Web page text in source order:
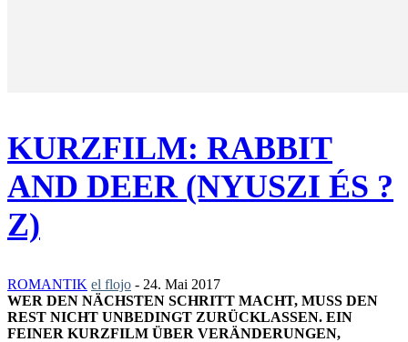
KURZFILM: RABBIT
AND DEER (NYUSZI ÉS ?
Z)
ROMANTIK el flojo - 24. Mai 2017
WER DEN NÄCHSTEN SCHRITT MACHT, MUSS DEN
REST NICHT UNBEDINGT ZURÜCKLASSEN. EIN
FEINER KURZFILM ÜBER VERÄNDERUNGEN,